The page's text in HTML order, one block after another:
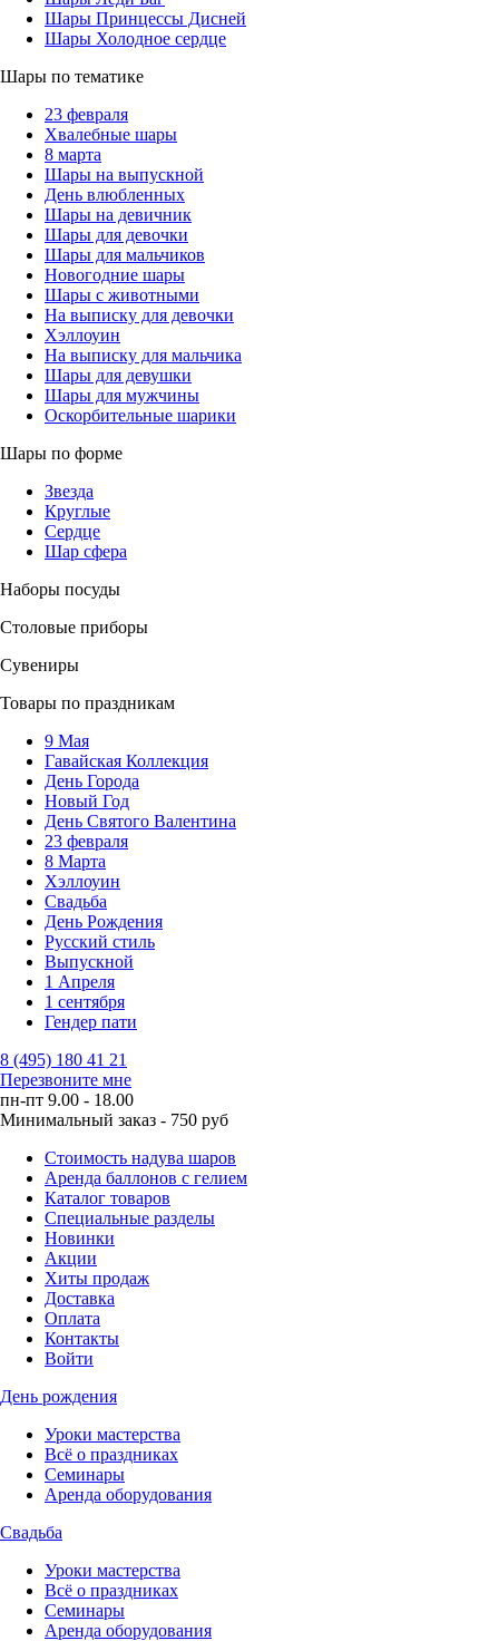
Шары Принцессы Дисней
Шары Холодное сердце
Шары по тематике
23 февраля
Хвалебные шары
8 марта
Шары на выпускной
День влюбленных
Шары на девичник
Шары для девочки
Шары для мальчиков
Новогодние шары
Шары с животными
На выписку для девочки
Хэллоуин
На выписку для мальчика
Шары для девушки
Шары для мужчины
Оскорбительные шарики
Шары по форме
Звезда
Круглые
Сердце
Шар сфера
Наборы посуды
Столовые приборы
Сувениры
Товары по праздникам
9 Мая
Гавайская Коллекция
День Города
Новый Год
День Святого Валентина
23 февраля
8 Марта
Хэллоуин
Свадьба
День Рождения
Русский стиль
Выпускной
1 Апреля
1 сентября
Гендер пати
8 (495) 180 41 21
Перезвоните мне
пн-пт 9.00 - 18.00
Минимальный заказ - 750 руб
Стоимость надува шаров
Аренда баллонов с гелием
Каталог товаров
Специальные разделы
Новинки
Акции
Хиты продаж
Доставка
Оплата
Контакты
Войти
День рождения
Уроки мастерства
Всё о праздниках
Семинары
Аренда оборудования
Свадьба
Уроки мастерства
Всё о праздниках
Семинары
Аренда оборудования